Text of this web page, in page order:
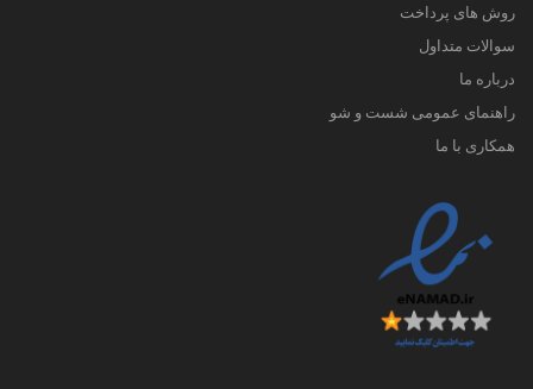
روش های پرداخت
سوالات متداول
درباره ما
راهنمای عمومی شست و شو
همکاری با ما